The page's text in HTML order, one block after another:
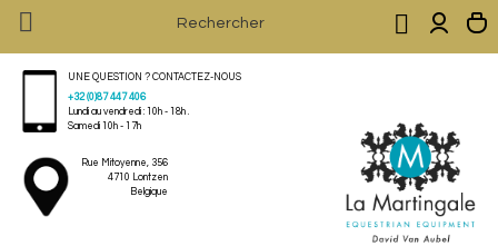
 
UNE QUESTION ? CONTACTEZ-NOUS
+32 (0)87 447 406
Lundi au vendredi : 10h - 18h .
Samedi 10h - 17h
Rue Mitoyenne, 356
4710 Lontzen
Belgique